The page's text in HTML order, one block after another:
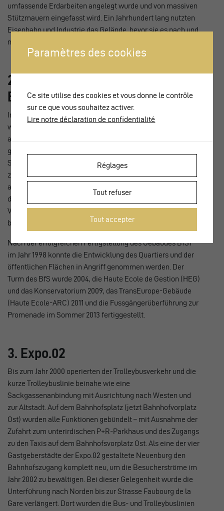
umfassende Erdarbeiten angelegt wurde und von massiven
Stützmauern eingefasst wird. Ein Jahrhundert lang nutzten
Eisenbahn und Industrie das Gelände, bevor sie es nach und
nach aufgaben.
2. Dezentralisierung der
Bundesverwaltung
Im Rahmen der Dezentralisierung der Bundesverwaltung
wurde ein Wettbewerb für die Gebäude des BfS
ausgeschrieben, den 1990 das Architekturbüro Bauart
gewann. Im kommunalen Richtplan von 1994 wurde dieser
Standort wegen seines Bebauungspotenzials und der Nähe
zum Bahnhof als strategisches Entwicklungsgebiet
ausgewiesen. Diese Eckpunkte wurden im Masterplan für
den Bereich Bahnhof/Crêt-Taconnet von 1995 und in den
Verdichtungsstudien dieses «Logenplatzes» über dem See
bestätigt.
Nach der erfolgreichen Fertigstellung des Gebäudes BfS1
im Jahr 1998 konnte die Entwicklung des Quartiers und der
öffentlichen Flächen in Angriff genommen werden. Der
Turm des BfS wurde 2004, die Haute Ecole de Gestion (HEG)
und das Konservatorium 2009, das TransEurope-Gebäude
(Haute Ecole-ARC) 2011 und die Fussgängerüberführung zur
Promenade im Sommer 2013 fertiggestellt.
3. Expo.02
Bis zum Jahr 2000 operierten der Trolleybusverkehr und die
kurze Trolleybuslinie beinahe wie eine
Sackgassenanbindung mit Ausrichtung nach Westen und
zur Altstadt. Auf dem Bahnhofsplatz (jetzt Bahnhofvorplatz
Ost) wurden alle Funktionen gebündelt – mit Ausnahme der
Zufahrt zum unterirdischen P+R-Parkhaus und des Zugangs
zu den Taxis auf dem Bahnhofsvorplatz Ost. Als eine der vier
Gastgeberstädte der Expo.02 gestaltete Neuenburg den
Bahnhofszugang komplett neu, um die Besucherströme im
Jahr 2002 zu bewältigen. Bei dieser Gelegenheit wurde die
Unterführung nach Norden bis zur Strasse Faubourg de la
Gare verlängert. Dort wurden die Bus- und Trolleybuslinien
Paramètres des cookies
Ce site utilise des cookies et vous donne le contrôle
sur ce que vous souhaitez activer.
Lire notre déclaration de confidentialité
Réglages
Tout refuser
Tout accepter